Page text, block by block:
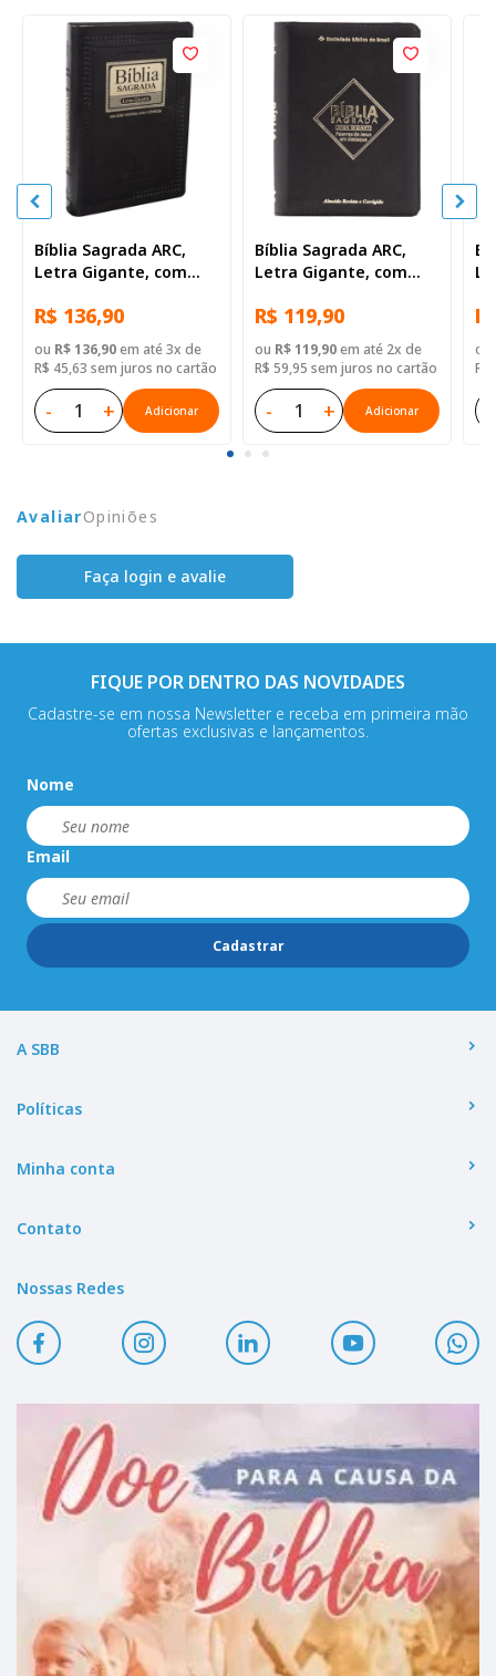
Bíblia Sagrada ARC,
Letra Gigante, com
destacadas, com
índice, Capa Couro
Sintético Preta Nobre
R$ 136,90
ou R$ 136,90em até 3x de
R$ 45,63 sem juros no cartão
- + Adicionar
Bíblia Sagrada ARC,
Letra Gigante, com
destacadas, com
índice, com zíper, Capa
Couro Sintético Preta
R$ 119,90
ou R$ 119,90em até 2x de
R$ 59,95 sem juros no cartão
- + Adicionar
ou
R$
AvaliarOpiniões
Faça login e avalie
FIQUE POR DENTRO DAS NOVIDADES
Cadastre-se em nossa Newsletter e receba em primeira mão
ofertas exclusivas e lançamentos.
Nome
Email
Cadastrar
A SBB
Políticas
Minha conta
Contato
Nossas Redes